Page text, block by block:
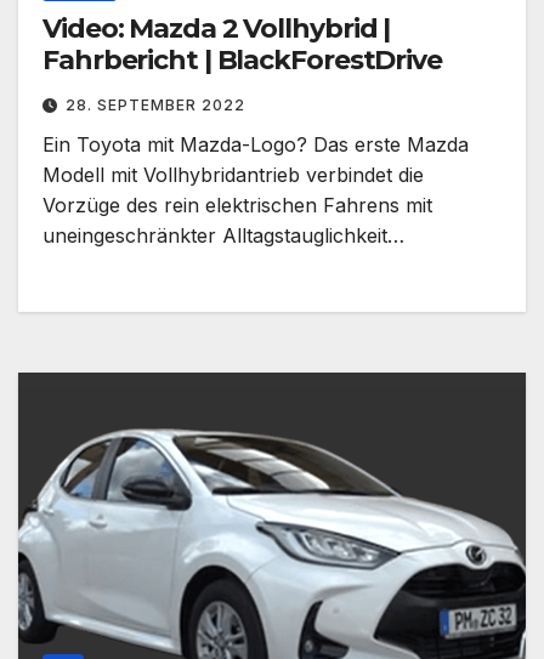
Video: Mazda 2 Vollhybrid |
Fahrbericht | BlackForestDrive
28. SEPTEMBER 2022
Ein Toyota mit Mazda-Logo? Das erste Mazda
Modell mit Vollhybridantrieb verbindet die
Vorzüge des rein elektrischen Fahrens mit
uneingeschränkter Alltagstauglichkeit…